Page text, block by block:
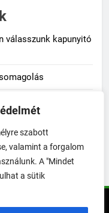
szabott
valamint a forgalom
A "Mindet
a sütik
válasszunk kapunyitó
életben
fogyás után?
2026. Powered By